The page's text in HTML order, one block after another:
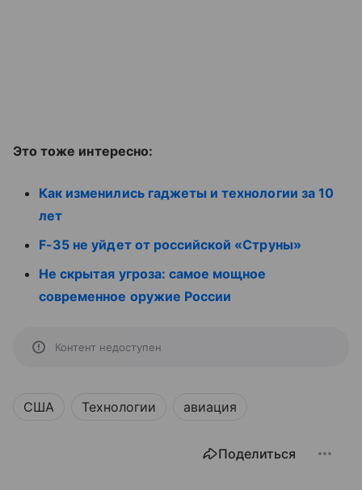
Это тоже интересно:
Как изменились гаджеты и технологии за 10
лет
F-35 не уйдет от российской «Струны»
Не скрытая угроза: самое мощное
современное оружие России
Контент недоступен
США Технологии авиация
Поделиться